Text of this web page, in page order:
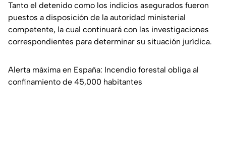
Tanto el detenido como los indicios asegurados fueron
puestos a disposición de la autoridad ministerial
competente, la cual continuará con las investigaciones
correspondientes para determinar su situación jurídica.
Alerta máxima en España: Incendio forestal obliga al
confinamiento de 45,000 habitantes